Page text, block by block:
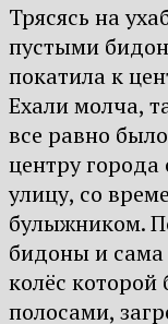
Трясясь на
пустыми
покатила к
Ехали молча,
все равно
центру
улицу, со
булыжником.
бидоны и сама
колёс
полосами,